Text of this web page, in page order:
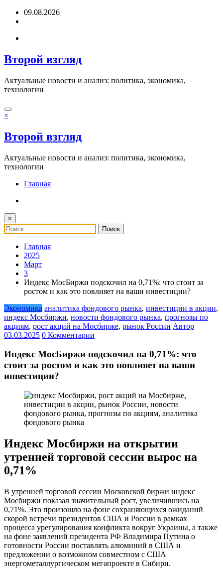
Перейти09.08.2026
Второй взгляд
Актуальные новости и анализ: политика, экономика,
технологии
×
Второй взгляд
Актуальные новости и анализ: политика, экономика,
технологии
Главная
×
Главная
2025
Март
3
Индекс МосБиржи подскочил на 0,71%: что стоит за
ростом и как это повлияет на ваши инвестиции?
Экономика аналитика фондового рынка, инвестиции в акции,
индекс Мосбиржи, новости фондового рынка, прогнозы по
акциям, рост акций на Мосбирже, рынок России Автор
03.03.2025 0 Комментарии
Индекс МосБиржи подскочил на 0,71%: что
стоит за ростом и как это повлияет на ваши
инвестиции?
Индекс Мосбиржи на открытии
утренней торговой сессии вырос на
0,71%
В утренней торговой сессии Московской биржи индекс
Мосбиржи показал значительный рост, увеличившись на
0,71%. Это произошло на фоне сохраняющихся ожиданий
скорой встречи президентов США и России в рамках
процесса урегулирования конфликта вокруг Украины, а также
на фоне заявлений президента РФ Владимира Путина о
готовности России поставлять алюминий в США и
предложении о возможном совместном с США
энергометаллургическом мегапроекте в Сибири.